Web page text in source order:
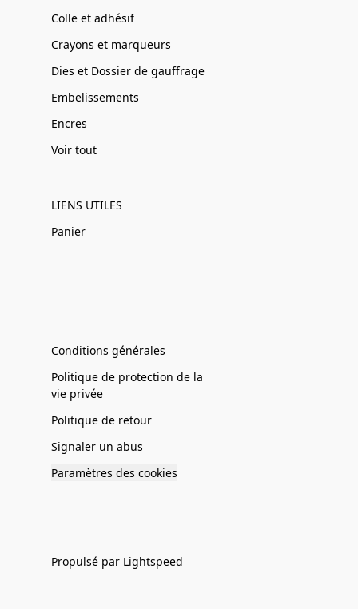
Colle et adhésif
Crayons et marqueurs
Dies et Dossier de gauffrage
Embelissements
Encres
Voir tout
LIENS UTILES
Panier
Conditions générales
Politique de protection de la
vie privée
Politique de retour
Signaler un abus
Paramètres des cookies
Propulsé par Lightspeed